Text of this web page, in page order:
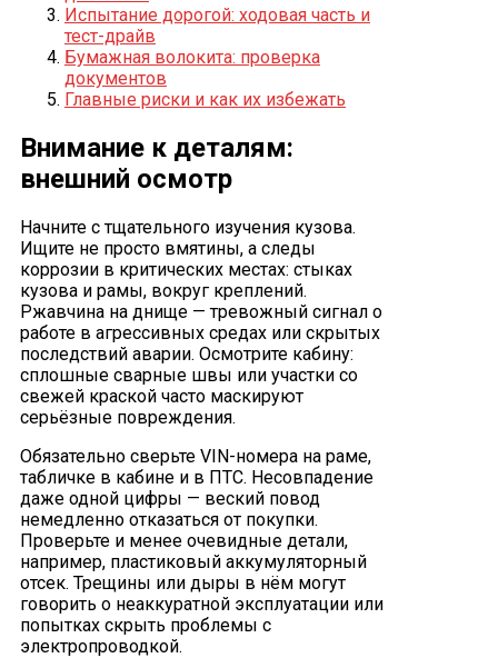
Испытание дорогой: ходовая часть и
тест-драйв
Бумажная волокита: проверка
документов
Главные риски и как их избежать
Внимание к деталям:
внешний осмотр
Начните с тщательного изучения кузова.
Ищите не просто вмятины, а следы
коррозии в критических местах: стыках
кузова и рамы, вокруг креплений.
Ржавчина на днище — тревожный сигнал о
работе в агрессивных средах или скрытых
последствий аварии. Осмотрите кабину:
сплошные сварные швы или участки со
свежей краской часто маскируют
серьёзные повреждения.
Обязательно сверьте VIN-номера на раме,
табличке в кабине и в ПТС. Несовпадение
даже одной цифры — веский повод
немедленно отказаться от покупки.
Проверьте и менее очевидные детали,
например, пластиковый аккумуляторный
отсек. Трещины или дыры в нём могут
говорить о неаккуратной эксплуатации или
попытках скрыть проблемы с
электропроводкой.